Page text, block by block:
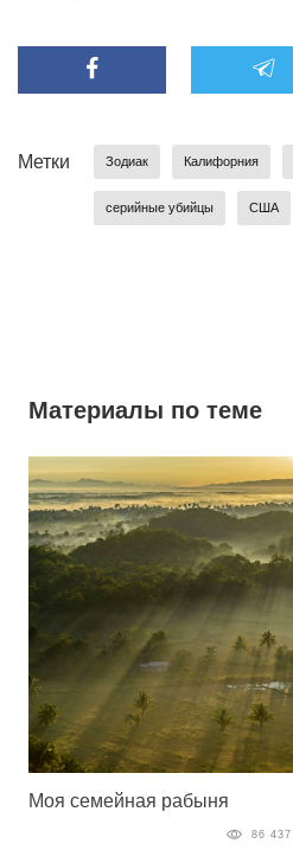
Метки Зодиак Калифорния
серийные убийцы США
Материалы по теме
Моя семейная рабыня
86 437